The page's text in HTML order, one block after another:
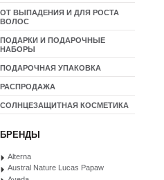
ОТ ВЫПАДЕНИЯ И ДЛЯ РОСТА
ВОЛОС
ПОДАРКИ И ПОДАРОЧНЫЕ
НАБОРЫ
ПОДАРОЧНАЯ УПАКОВКА
РАСПРОДАЖА
СОЛНЦЕЗАЩИТНАЯ КОСМЕТИКА
БРЕНДЫ
Alterna
Austral Nature Lucas Papaw